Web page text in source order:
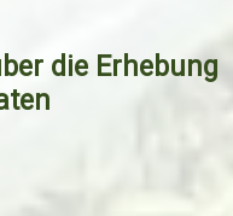
die Erhebung